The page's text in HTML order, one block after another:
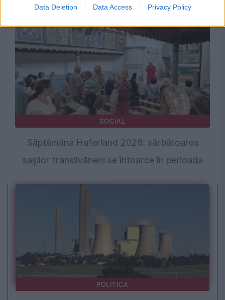
Data Deletion Data Access Privacy Policy
SOCIAL
Săptămâna Haferland 2026: sărbătoarea
sașilor transilvăneni se întoarce în perioada
POLITICA